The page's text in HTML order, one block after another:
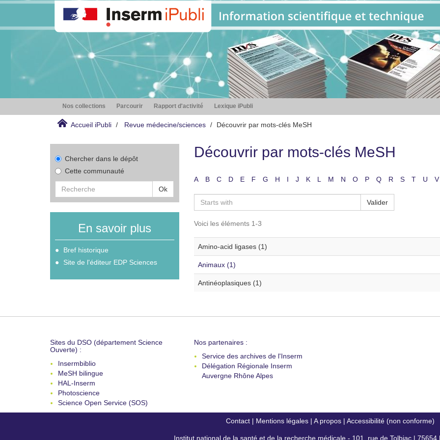
Nos collections Parcourir Rapport d'activité Lexique iPubli
Accueil iPubli Revue médecine/sciences Découvrir par mots-clés MeSH
Chercher dans le dépôt
Cette communauté
Ok
En savoir plus
Bref historique
Site de l'éditeur EDP Sciences
Découvrir par mots-clés MeSH
A B C D E F G H I J K L M N O P Q R S T U V
Valider
Voici les éléments 1-3
Amino-acid ligases (1)
Animaux (1)
Antinéoplasiques (1)
Sites du DSO (département Science
Ouverte) :
Insermbiblio
MeSH bilingue
HAL-Inserm
Photoscience
Science Open Service (SOS)
Nos partenaires :
Service des archives de l'Inserm
Délégation Régionale Inserm
Auvergne Rhône Alpes
Contact| Mentions légales| A propos| Accessibilité (non conforme)
Institut national de la santé et de la recherche médicale - 101, rue de Tolbiac | 75654